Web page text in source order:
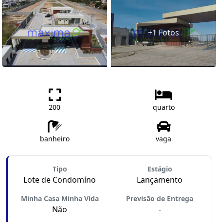
+1 Fotos
200 quarto
banheiro vaga
Tipo
Lote de Condomíno
Estágio
Lançamento
Minha Casa Minha Vida
Não
Previsão de Entrega
-